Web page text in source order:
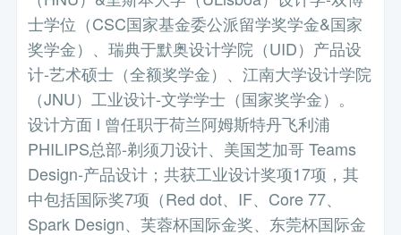
士学位（CSC国家基金委公派留学奖学金&国家
奖学金）、瑞典于默奥设计学院（UID）产品设
计-艺术硕士（全额奖学金）、江南大学设计学院
（JNU）工业设计-文学学士（国家奖学金）。
设计方面 l 曾任职于荷兰阿姆斯特丹飞利浦
PHILIPS总部-剃须刀设计、美国芝加哥 Teams
Design-产品设计；共获工业设计奖项17项，其
中包括国际奖7项（Red dot、IF、Core 77、
Spark Design、芙蓉杯国际金奖、东莞杯国际金